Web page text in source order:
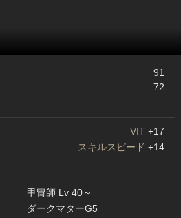
91
72
VIT +17
スキルスピード +14
甲冑師 Lv 40～
ダークマターG5